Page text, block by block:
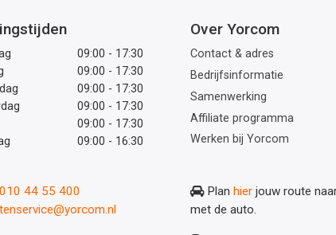
09:00 - 17:30
09:00 - 17:30
09:00 - 17:30
09:00 - 17:30
09:00 - 17:30
09:00 - 16:30
Over Yorcom
Contact & adres
Bedrijfsinformatie
Samenwerking
Affiliate programma
Werken bij Yorcom
Plan hier jouw route
met de auto.
010 44 55 400